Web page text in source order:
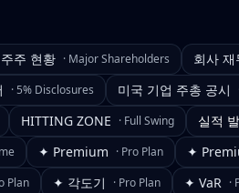
주 현황 · Major Shareholders 회사 재
· 5% Disclosures 미국 기업 주총 공시
HITTING ZONE · Full Swing 실적
✦ Premium · Pro Plan ✦
Plan ✦ 각도기 · Pro Plan ✦ VaR ·